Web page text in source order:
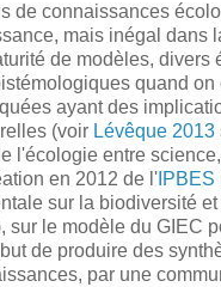
de connaissances
mais inégal dans
de modèles, divers
quand on
ayant des
(voir Lévêque 2013
l'écologie entre
en 2012 de l' IPBES
sur la biodiversité
sur le modèle du GIEC
de produire des
par une